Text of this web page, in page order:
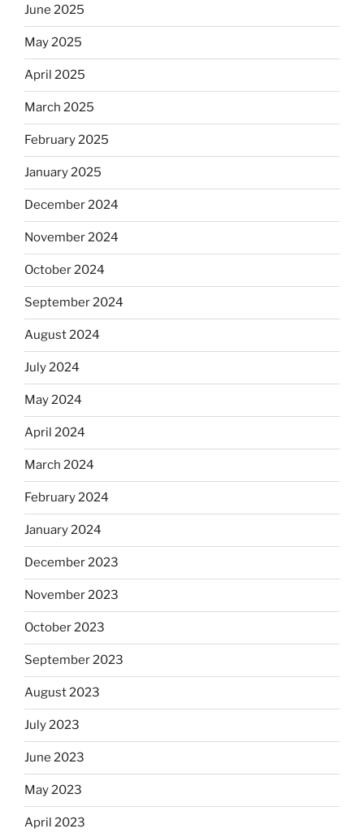
June 2025
May 2025
April 2025
March 2025
February 2025
January 2025
December 2024
November 2024
October 2024
September 2024
August 2024
July 2024
May 2024
April 2024
March 2024
February 2024
January 2024
December 2023
November 2023
October 2023
September 2023
August 2023
July 2023
June 2023
May 2023
April 2023